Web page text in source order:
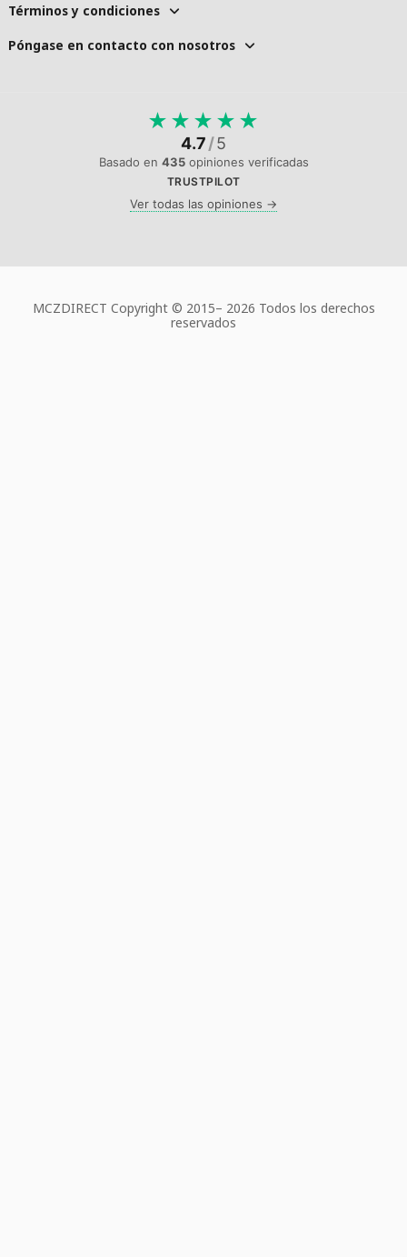
Términos y condiciones
Póngase en contacto con nosotros
★ ★ ★ ★ ★
4.7/5
Basado en 435opiniones verificadas
TRUSTPILOT
Ver todas las opiniones →
MCZDIRECT Copyright © 2015– 2026 Todos los derechos
reservados